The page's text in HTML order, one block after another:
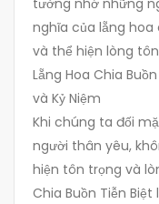
tưởng nhớ những
nghĩa của lẵng
và thể hiện lòng
Lẵng Hoa Chia
và Kỷ Niệm
Khi chúng ta đối
người thân yêu,
hiện tôn trọng và
Chia Buồn Tiễn